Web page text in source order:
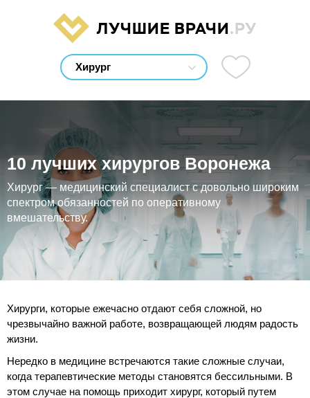
ЛУЧШИЕ ВРАЧИ.РУ
10 лучших хирургов Воронежа
Хирург — медицинский специалист с довольно широким
спектром обязанностей по оперативному
вмешательству.
Хирурги, которые ежечасно отдают себя сложной, но
чрезвычайно важной работе, возвращающей людям радость
жизни.
Нередко в медицине встречаются такие сложные случаи,
когда терапевтические методы становятся бессильными. В
этом случае на помощь приходит хирург, который путем